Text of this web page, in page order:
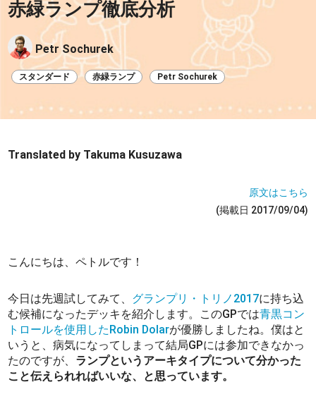
赤緑ランプ徹底分析
Petr Sochurek
スタンダード 赤緑ランプ Petr Sochurek
Translated by Takuma Kusuzawa
原文はこちら
(掲載日 2017/09/04)
こんにちは、ペトルです！
今日は先週試してみて、 グランプリ・トリノ2017に持ち込
む候補になったデッキを紹介します。このGPでは青黒コン
トロールを使用したRobin Dolarが優勝しましたね。僕はと
いうと、病気になってしまって結局GPには参加できなかっ
たのですが、 ランプというアーキタイプについて分かった
こと伝えられればいいな、と思っています。